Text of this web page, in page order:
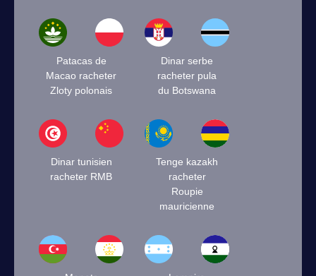
Patacas de
Macao racheter
Zloty polonais
Dinar serbe
racheter pula
du Botswana
Dinar tunisien
racheter RMB
Tenge kazakh
racheter
Roupie
mauricienne